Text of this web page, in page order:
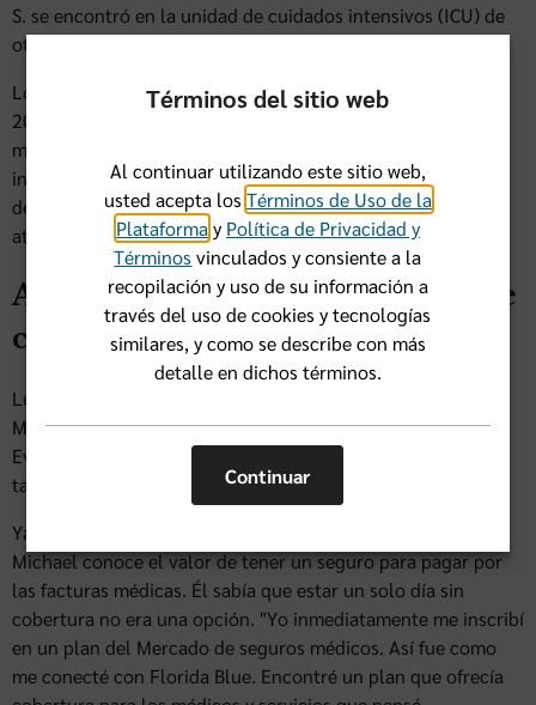
S. se encontró en la unidad de cuidados intensivos (ICU) de
otro hospital, enfrentando un fallo cardíaco.
Los meses que siguieron su hospitalización en febrero del
2024, Michael, un enfermero de 40 años de edad, enfrentó
muchos retos, incluyendo un trasplante de corazón
inesperado. A través de todo esto, él ha estado agradecido
de su seguro de salud y del apoyo por parte del equipo de
atención de Florida Blue.
Asegurando que siempre tuviese
cobertura
Luego de su diagnóstico, la condición del corazón de
Michael empeoró, lo que causó que faltara a su trabajo.
Eventualmente, perdió su trabajo y para finales de febrero,
también perdió su seguro de salud.
Ya que él trabaja en la industria de cuidados de salud,
Michael conoce el valor de tener un seguro para pagar por
las facturas médicas. Él sabía que estar un solo día sin
cobertura no era una opción. "Yo inmediatamente me inscribí
en un plan del Mercado de seguros médicos. Así fue como
me conecté con Florida Blue. Encontré un plan que ofrecía
Términos del sitio web
Al continuar utilizando este sitio web,
usted acepta los Términos de Uso de la
Plataformay Política de Privacidad y
Términos vinculados y consiente a la
recopilación y uso de su información a
través del uso de cookies y tecnologías
similares, y como se describe con más
detalle en dichos términos.
Continuar